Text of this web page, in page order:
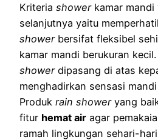
Kriteria shower kamar
selanjutnya yaitu
showerbersifat fleksibel
kamar mandi berukuran
showerdipasang di atas
menghadirkan sensasi
Produk rain showeryang
fitur hemat air agar
ramah lingkungan sehari-